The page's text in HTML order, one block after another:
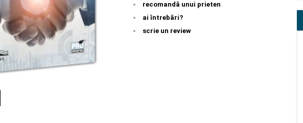
recomandă unui prieten
ai întrebări?
scrie un review